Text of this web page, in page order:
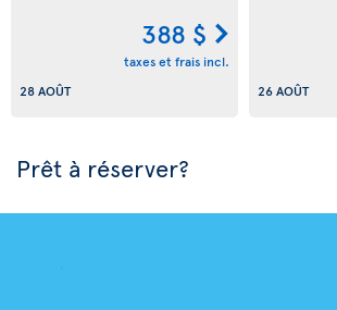
388 $
taxes et frais incl.
28 AOÛT
26 AOÛT
Prêt à réserver?